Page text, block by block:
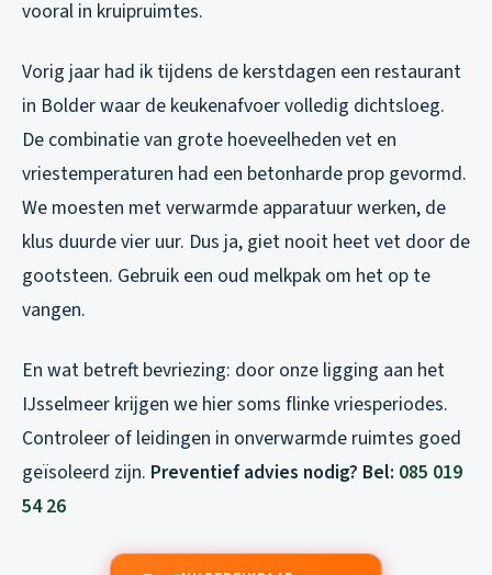
vooral in kruipruimtes.
Vorig jaar had ik tijdens de kerstdagen een restaurant
in Bolder waar de keukenafvoer volledig dichtsloeg.
De combinatie van grote hoeveelheden vet en
vriestemperaturen had een betonharde prop gevormd.
We moesten met verwarmde apparatuur werken, de
klus duurde vier uur. Dus ja, giet nooit heet vet door de
gootsteen. Gebruik een oud melkpak om het op te
vangen.
En wat betreft bevriezing: door onze ligging aan het
IJsselmeer krijgen we hier soms flinke vriesperiodes.
Controleer of leidingen in onverwarmde ruimtes goed
geïsoleerd zijn. Preventief advies nodig? Bel: 085 019
54 26